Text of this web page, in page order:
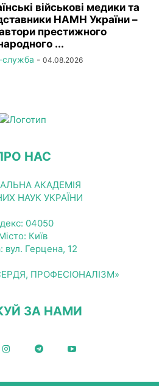
військові медики та
НАМН України –
престижного
...
служба - 04.08.2026
НАС
АКАДЕМІЯ
НАУК УКРАЇНИ
04050
Київ
вул. Герцена, 12
ПРОФЕСІОНАЛІЗМ»
ЗА НАМИ